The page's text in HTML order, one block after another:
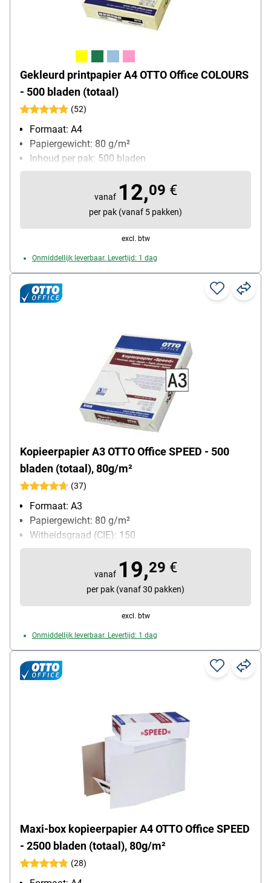
Gekleurd printpapier A4 OTTO Office COLOURS
- 500 bladen (totaal)
(52)
Formaat: A4
Papiergewicht: 80 g/m²
Inhoud per pak: 500 bladen
vanaf 12,09 €
per pak (vanaf 5 pakken)
excl. btw
Onmiddellijk leverbaar. Levertijd: 1 dag
Kopieerpapier A3 OTTO Office SPEED - 500
bladen (totaal), 80g/m²
(37)
Formaat: A3
Papiergewicht: 80 g/m²
Witheidsgraad (CIE): 150
Inhoud per pak: 500 bladen
vanaf 19,29 €
per pak (vanaf 30 pakken)
excl. btw
Onmiddellijk leverbaar. Levertijd: 1 dag
Maxi-box kopieerpapier A4 OTTO Office SPEED
- 2500 bladen (totaal), 80g/m²
(28)